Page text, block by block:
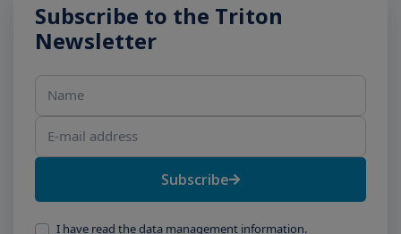
Subscribe to the Triton
Newsletter
Subscribe
I have read the data management information.